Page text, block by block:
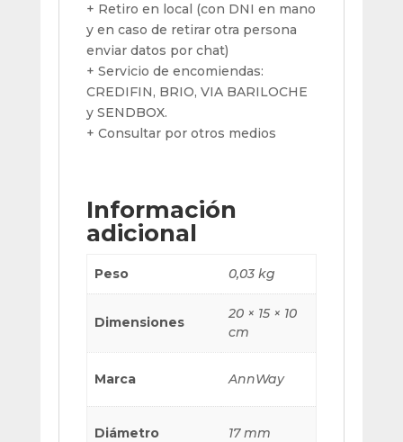
+ Retiro en local (con DNI en mano
y en caso de retirar otra persona
enviar datos por chat)
+ Servicio de encomiendas:
CREDIFIN, BRIO, VIA BARILOCHE
y SENDBOX.
+ Consultar por otros medios
Información
adicional
Peso 0,03 kg
Dimensiones
20 × 15 × 10
cm
Marca AnnWay
Diámetro 17 mm